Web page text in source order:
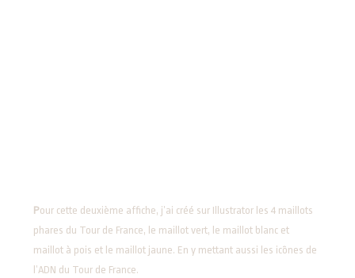
Pour cette deuxième affiche, j’ai créé sur Illustrator les 4 maillots
phares du Tour de France, le maillot vert, le maillot blanc et
maillot à pois et le maillot jaune. En y mettant aussi les icônes de
l’ADN du Tour de France.